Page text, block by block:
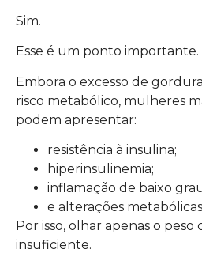
Sim.
Esse é um ponto importante.
Embora o excesso de
risco metabólico, mulheres
podem apresentar:
resistência à insulina;
hiperinsulinemia;
inflamação de baixo
e alterações
Por isso, olhar apenas o
insuficiente.